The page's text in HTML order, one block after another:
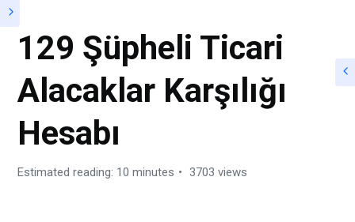
129 Şüpheli Ticari
Alacaklar Karşılığı
Hesabı
Estimated reading: 10 minutes 3703 views